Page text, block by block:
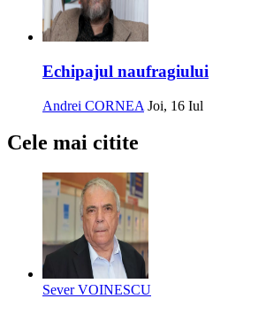
Echipajul naufragiului
Andrei CORNEA Joi, 16 Iul
Cele mai citite
Sever VOINESCU